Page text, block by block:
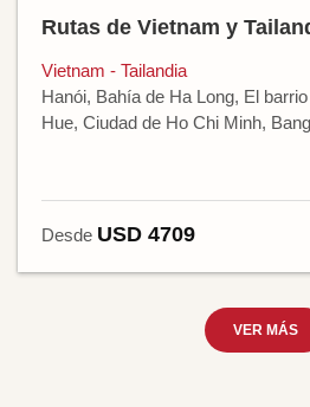
Rutas de Vietnam y
Vietnam - Tailandia
Hanói, Bahía de Ha Long, El
Hue, Ciudad de Ho Chi Minh,
Desde USD 4709
VER MÁS